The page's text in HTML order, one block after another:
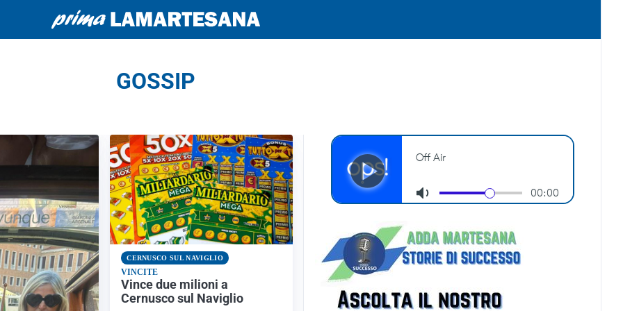
GOSSIP
CERNUSCO SUL NAVIGLIO
VINCITE
Vince due milioni a
Cernusco sul Naviglio